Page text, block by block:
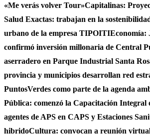
«Me verás volver Tour»Capitalinas:
Salud Exactas: trabajan en la
urbano de la empresa TIPOITIEconomía:
confirmó inversión millonaria de Central
aserradero en Parque Industrial Santa
provincia y municipios desarrollan red
PuntosVerdes como parte de la agenda
Pública: comenzó la Capacitación Integral
agentes de APS en CAPS y Estaciones
hibridoCultura: convocan a reunión